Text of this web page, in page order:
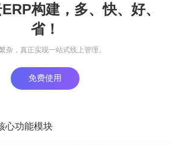
构建，多、快、好、
省！
杂，真正实现一站式线上管理。
免费使用
心功能模块